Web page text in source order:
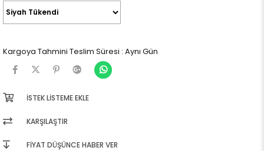
Kargoya Tahmini Teslim Süresi : Aynı Gün
İSTEK LISTEME EKLE
KARŞILAŞTIR
FIYAT DÜŞÜNCE HABER VER